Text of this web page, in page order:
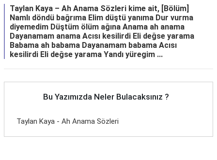
Taylan Kaya – Ah Anama Sözleri kime ait, [Bölüm]
Namlı döndü bağrıma Elim düştü yanıma Dur vurma
diyemedim Düştüm ölüm ağına Anama ah anama
Dayanamam anama Acısı kesilirdi Eli değse yarama
Babama ah babama Dayanamam babama Acısı
kesilirdi Eli değse yarama Yandı yüregim ...
Bu Yazımızda Neler Bulacaksınız ?
Taylan Kaya - Ah Anama Sözleri